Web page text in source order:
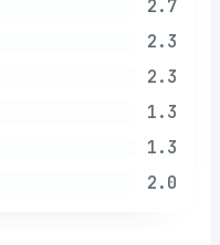
2.7
2.3
2.3
1.3
1.3
2.0